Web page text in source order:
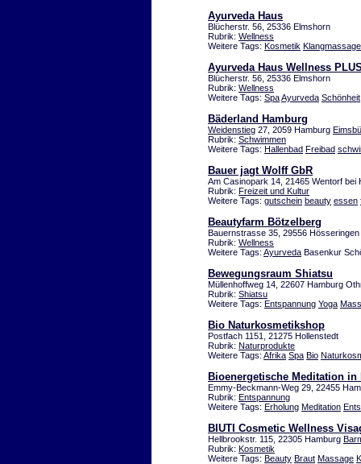
Ayurveda Haus
Blücherstr. 56, 25336 Elmshorn
Rubrik: Wellness
Weitere Tags: Kosmetik Klangmassage
Ayurveda Haus Wellness
Blücherstr. 56, 25336 Elmshorn
Rubrik: Wellness
Weitere Tags: SpaAyurveda Schönheit
Bäderland Hamburg
Weidenstieg 27, 2059 Hamburg
Rubrik: Schwimmen
Weitere Tags: Hallenbad Freibad
Bauer jagt Wolff GbR
Am Casinopark 14, 21465 Wentorf bei
Rubrik: Freizeit und Kultur
Weitere Tags: gutschein beauty essen
Beautyfarm Bötzelberg
Bauernstrasse 35, 29556 Hösseringen
Rubrik: Wellness
Weitere Tags: Ayurveda Basenkur
Bewegungsraum Shiatsu
Müllenhoffweg 14, 22607 Hamburg
Rubrik: Shiatsu
Weitere Tags: Entspannung Yoga
Bio Naturkosmetikshop
Postfach 1151, 21275 Hollenstedt
Rubrik: Naturprodukte
Weitere Tags: Afrika Spa Bio
Bioenergetische Meditation in
Emmy-Beckmann-Weg 29, 22455
Rubrik: Entspannung
Weitere Tags: Erholung Meditation
BIUTI Cosmetic Wellness
Hellbrookstr. 115, 22305 Hamburg
Rubrik: Kosmetik
Weitere Tags: Beauty Braut Massage